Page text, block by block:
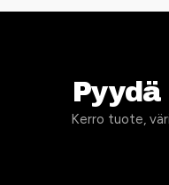
Kerro tuote,